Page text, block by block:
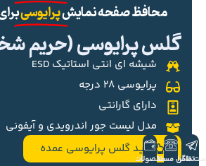
محافظ صفحه نمایشپرایوسی
گلس پرایوسی (حریم
شیشه ای انتی استاتیک ESD
پرایوسی ۲۸ درجه
دارای گارانتی
مدل لیست جور اندرویدی و آیفونی
خرید گلس پرایوسی عمده
تلگرام
تماس مستقیم
محصولات